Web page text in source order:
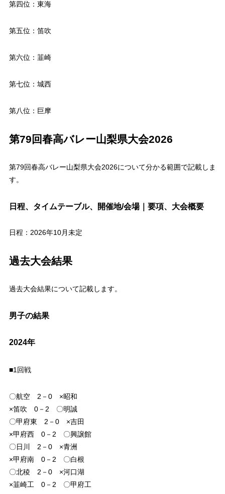
第四位：東海
第五位：笛吹
第六位：韮崎
第七位：城西
第八位：巨摩
第79回春高バレー山梨県大会2026
第79回春高バレー山梨県大会2026について分かる範囲で記載しま
す。
日程、タイムテーブル、開催地/会場｜要項、大会概要
日程：2026年10月未定
過去大会結果
過去大会結果について記載します。
男子の結果
2024年
■1回戦
〇航空 2－0 ×昭和
×笛吹 0－2 〇明誠
〇甲府東 2－0 ×吉田
×甲府西 0－2 〇興譲館
〇日川 2－0 ×青洲
×甲府南 0－2 〇白根
〇北稜 2－0 ×河口湖
×韮崎工 0－2 〇甲府工